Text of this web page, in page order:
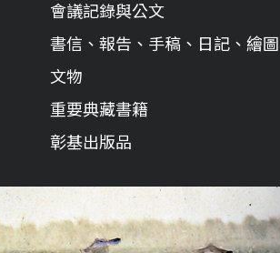
會議記錄與公文
書信、報告、手稿、日記、繪圖
文物
重要典藏書籍
彰基出版品